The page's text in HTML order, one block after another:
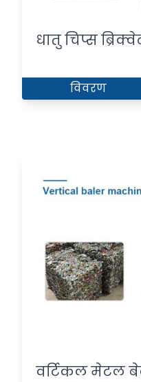
धातु चिप्स
विवरण
वर्टिकल मेटल